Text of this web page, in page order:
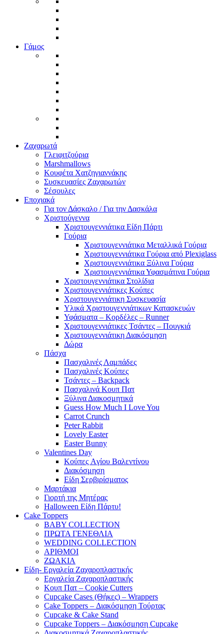
Γάμος
Ζαχαρωτά
Γλειφιτζούρια
Marshmallows
Κουφέτα Χατζηγιαννάκης
Συσκευασίες Ζαχαρωτών
Σέσουλες
Εποχιακά
Για τον Δάσκαλο / Για την Δασκάλα
Χριστούγεννα
Χριστουγεννιάτικα Είδη Πάρτι
Γούρια
Χριστουγεννιάτικα Μεταλλικά Γούρια
Χριστουγεννιάτικα Γούρια από Plexiglass
Χριστουγεννιάτικα Ξύλινα Γούρια
Χριστουγεννιάτικα Υφασμάτινα Γούρια
Χριστουγεννιάτικα Στολίδια
Χριστουγεννιάτικες Κούπες
Χριστουγεννιάτικη Συσκευασία
Υλικά Χριστουγεννιάτικων Κατασκευών
Υφάσματα – Κορδέλες – Runner
Χριστουγεννιάτικες Τσάντες – Πουγκιά
Χριστουγεννιάτικη Διακόσμηση
Δώρα
Πάσχα
Πασχαλινές Λαμπάδες
Πασχαλινές Κούπες
Τσάντες – Backpack
Πασχαλινά Κουπ Πατ
Ξύλινα Διακοσμητικά
Guess How Much I Love You
Carrot Crunch
Peter Rabbit
Lovely Easter
Easter Bunny
Valentines Day
Κούπες Aγίου Βαλεντίνου
Διακόσμηση
Είδη Σερβιρίσματος
Μαρτάκια
Γιορτή της Μητέρας
Halloween Είδη Πάρτυ!
Cake Toppers
BABY COLLECTION
ΠΡΩΤΑ ΓΕΝΕΘΛΙΑ
WEDDING COLLECTION
ΑΡΙΘΜΟΙ
ΖΩΑΚΙΑ
Είδη- Εργαλεία Ζαχαροπλαστικής
Εργαλεία Ζαχαροπλαστικής
Κουπ Πατ – Cookie Cutters
Cupcake Cases (Θήκες) – Wrappers
Cake Toppers – Διακόσμηση Τούρτας
Cupcake & Cake Stand
Cupcake Toppers – Διακόσμηση Cupcake